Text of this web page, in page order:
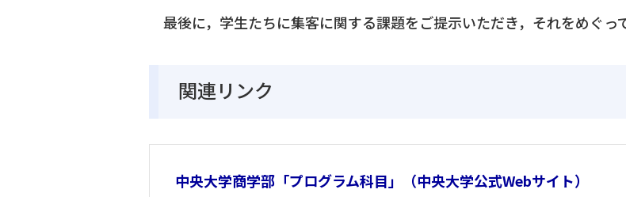
最後に，学生たちに集客に関する課題をご提示いただき，それをめぐっ
関連リンク
中央大学商学部「プログラム科目」（中央大学公式Webサイト）